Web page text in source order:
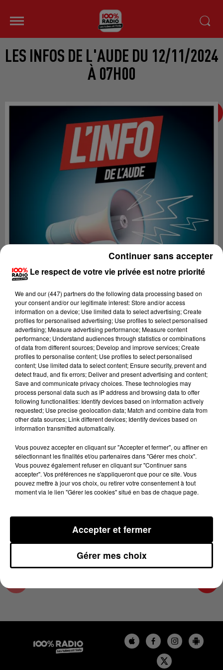
LES INFOS DE L'AUDE DU 12/11/2024
À 07H00
Lecture (4 min 25 sec)
100%
100% Radio les infos de l'Aude
12 novembre 2024 - 4 min 25 sec
LES INFOS DE L'AUDE DU 12/11/2024 À
07H00
Les infos de l'Aude
Le respect de votre vie privée est notre priorité
We and our (447) partnersdo the following data processing based on
your consent and/or our legitimate interest: Store and/or access
information on a device; Use limited data to select advertising; Create
profiles for personalised advertising; Use profiles to select personalised
advertising; Measure advertising performance; Measure content
performance; Understand audiences through statistics or combinations
of data from different sources; Develop and improve services; Create
profiles to personalise content; Use profiles to select personalised
content; Use limited data to select content; Ensure security, prevent and
detect fraud, and fix errors; Deliver and present advertising and content;
Save and communicate privacy choices. These technologies may
process personal data such as IP address and browsing data to offer
following functionalities: Identify devices based on information actively
requested; Use precise geolocation data; Match and combine data from
other data sources; Link different devices; Identify devices based on
information transmitted automatically.
Vous pouvez accepter en cliquant sur "Accepter et fermer", ou affiner en
sélectionnant les finalités et/ou partenaires dans "Gérer mes choix".
Vous pouvez également refuser en cliquant sur "Continuer sans
accepter". Vos préférences ne s'appliqueront que pour ce site. Vous
pouvez mettre à jour vos choix, ou retirer votre consentement à tout
moment via le lien "Gérer les cookies" situé en bas de chaque page.
Gérer mes choix
Accepter et fermer
Continuer sans accepter